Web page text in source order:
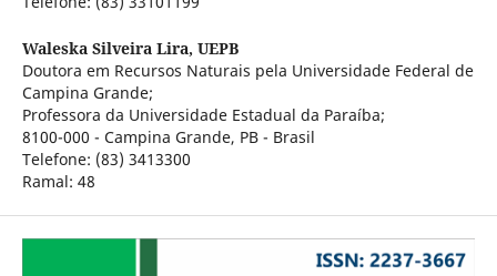
Waleska Silveira Lira, UEPB
Doutora em Recursos Naturais pela Universidade Federal de
Campina Grande;
Professora da Universidade Estadual da Paraíba;
8100-000 - Campina Grande, PB - Brasil
Telefone: (83) 3413300
Ramal: 48